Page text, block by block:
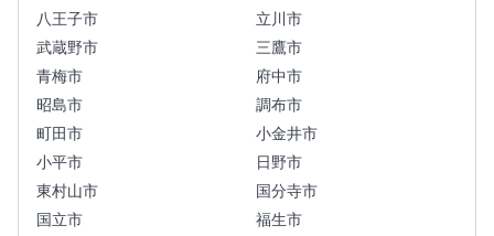
八王子市
立川市
武蔵野市
三鷹市
青梅市
府中市
昭島市
調布市
町田市
小金井市
小平市
日野市
東村山市
国分寺市
国立市
福生市